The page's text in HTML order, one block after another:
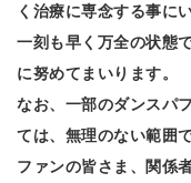
く治療に専念する事に
一刻も早く万全の状態
に努めてまいります。
なお、一部のダンスパ
ては、無理のない範囲
ファンの皆さま、関係